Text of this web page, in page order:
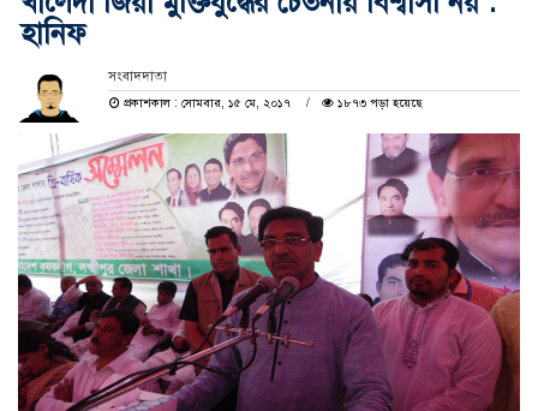
হানিফ
সংবাদদাতা
প্রকাশকাল : সোমবার, ১৫ মে, ২০১৭
১৮৭৩ পড়া হয়েছে